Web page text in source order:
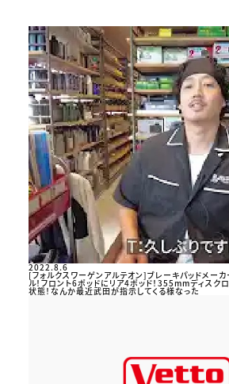
2022.8.6
[フォルクスワーゲンアルテオン]ブレーキパッドメーカ
ル！フロント6ポッドにリア4ポッド！355mmディスク
状態！なんか最近武田が指示してくる様なった